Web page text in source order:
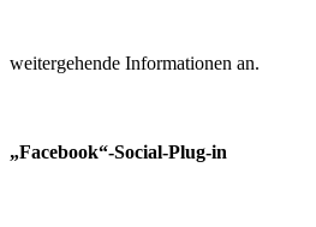
weitergehende Informationen an.
„Facebook“-Social-Plug-in